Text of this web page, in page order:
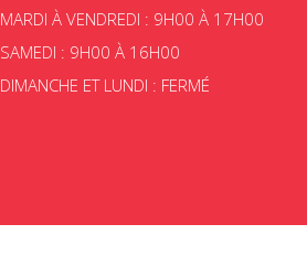
MARDI À VENDREDI : 9H00 À 17H00
SAMEDI : 9H00 À 16H00
DIMANCHE ET LUNDI : FERMÉ